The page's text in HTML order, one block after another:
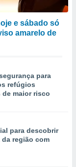
e sábado só
amarelo de
para
refúgios
maior risco
para descobrir
da região com